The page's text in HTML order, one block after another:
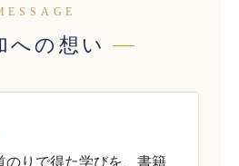
への想い
のりで得た学びを、書籍